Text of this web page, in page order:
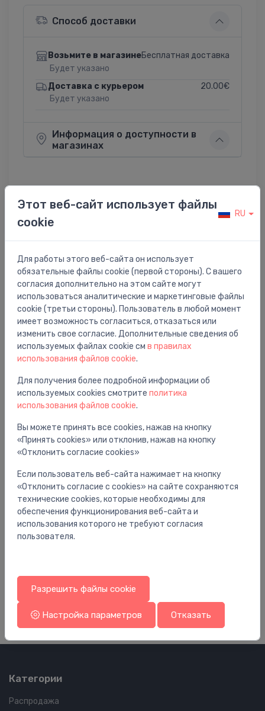
Способ доставки
Возьмите в магазине
Будет указано
Бесплатная доставка
Доставка с курьером
Будет указано
20.00€
Информация о доступности в
магазинах
Поделиться: Twitter Facebook
Описание товара
univ. iestatīšanas atslēga
Вам также может понравиться
Категории
Распродажа
Этот веб-сайт использует файлы
cookie
RU
Для работы этого веб-сайта он использует
обязательные файлы cookie (первой стороны). С вашего
согласия дополнительно на этом сайте могут
использоваться аналитические и маркетинговые файлы
cookie (третьи стороны). Пользователь в любой момент
имеет возможность согласиться, отказаться или
изменить свое согласие. Дополнительные сведения об
используемых файлах cookie см в правилах
использования файлов cookie.
Для получения более подробной информации об
используемых cookies смотрите политика
использования файлов cookie.
Вы можете принять все cookies, нажав на кнопку
«Принять cookies» или отклонив, нажав на кнопку
«Отклонить согласие cookies»
Если пользователь веб-сайта нажимает на кнопку
«Отклонить согласие с cookies» на сайте сохраняются
технические cookies, которые необходимы для
обеспечения функционирования веб-сайта и
использования которого не требуют согласия
пользователя.
Разрешить файлы cookie
Настройка параметров Отказать